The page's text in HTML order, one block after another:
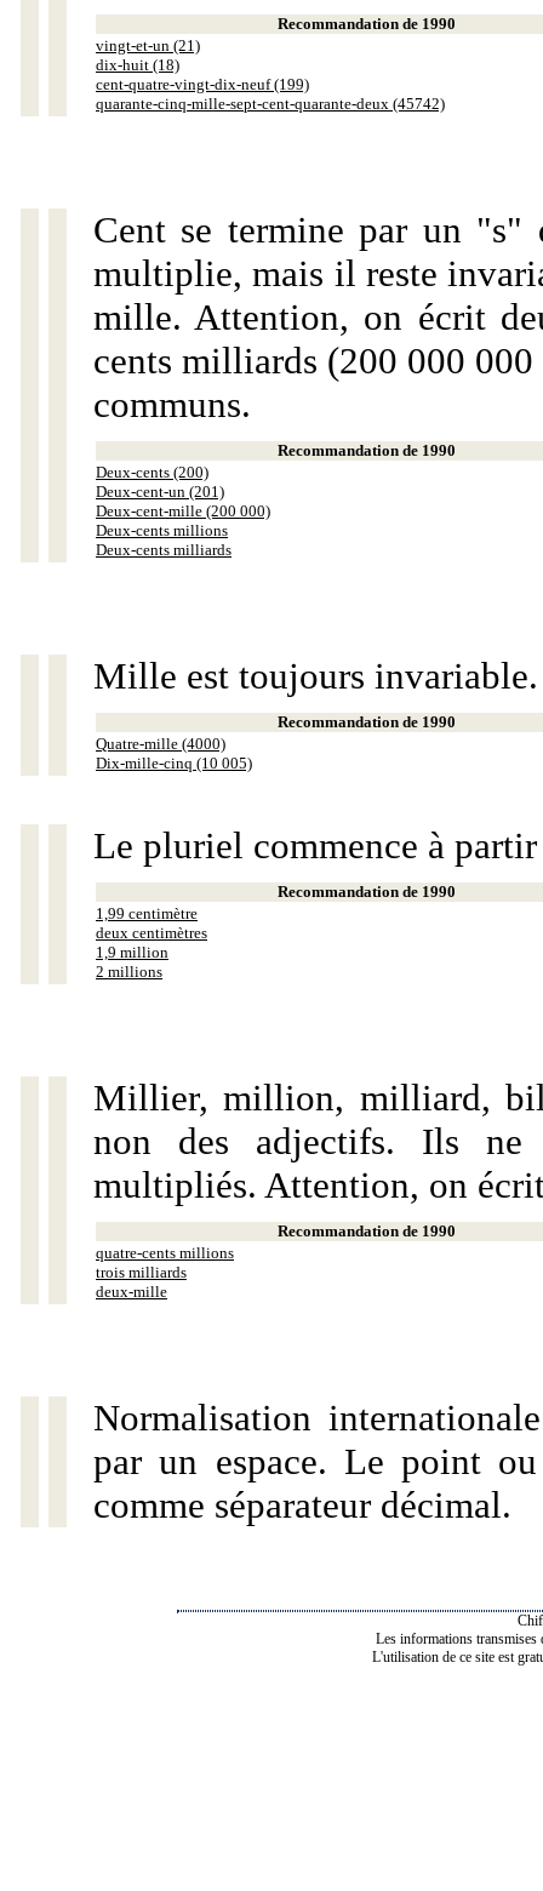
Recommandation de 1990
vingt-et-un (21)
dix-huit (18)
cent-quatre-vingt-dix-neuf (199)
quarante-cinq-mille-sept-cent-quarante-deux (45742)
Cent se termine par un "s"
multiplie, mais il reste
mille. Attention, on écrit
cents milliards (200 000
communs.
Recommandation de 1990
Deux-cents (200)
Deux-cent-un (201)
Deux-cent-mille (200 000)
Deux-cents millions
Deux-cents milliards
Mille est toujours invariable.
Recommandation de 1990
Quatre-mille (4000)
Dix-mille-cinq (10 005)
Le pluriel commence à
Recommandation de 1990
1,99 centimètre
deux centimètres
1,9 million
2 millions
Millier, million, milliard,
non des adjectifs. Ils ne
multipliés. Attention, on
Recommandation de 1990
quatre-cents millions
trois milliards
deux-mille
Normalisation
par un espace. Le point
comme séparateur décimal.
Les informations transmises
L'utilisation de ce site est